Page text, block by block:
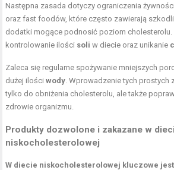
Następna zasada dotyczy ograniczenia
oraz fast foodów, które często zawierają
dodatki mogące podnosić poziom cholesterolu.
kontrolowanie ilości soli w diecie oraz unikanie
Zaleca się regularne spożywanie mniejszych
dużej ilościwody . Wprowadzenie tych prostych
tylko do obniżenia cholesterolu, ale także
zdrowie organizmu.
Produkty dozwolone i zakazane w
niskocholesterolowej
W diecie niskocholesterolowej kluczowe